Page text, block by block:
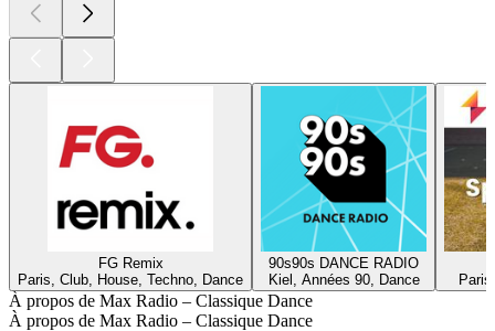
FG Remix
Paris, Club, House, Techno, Dance
90s90s DANCE RADIO
Kiel, Années 90, Dance
À propos de Max Radio – Classique Dance
À propos de Max Radio – Classique Dance